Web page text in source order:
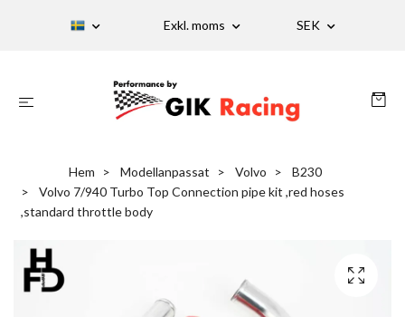
Exkl. moms SEK
Hem Modellanpassat Volvo
B230
Volvo 7/940 Turbo Top Connection pipe kit ,red hoses
,standard throttle body